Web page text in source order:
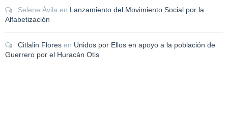
Selene Ávila en Lanzamiento del Movimiento Social por la
Alfabetización
Citlalin Flores en Unidos por Ellos en apoyo a la población de
Guerrero por el Huracán Otis